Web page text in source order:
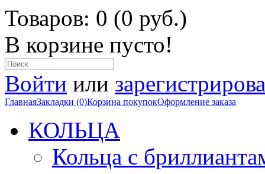
Товаров: 0 (0 руб.)
В корзине пусто!
Войти или
ГлавнаяЗакладки (0)Корзина покупокОформление заказа
КОЛЬЦА
Кольца с